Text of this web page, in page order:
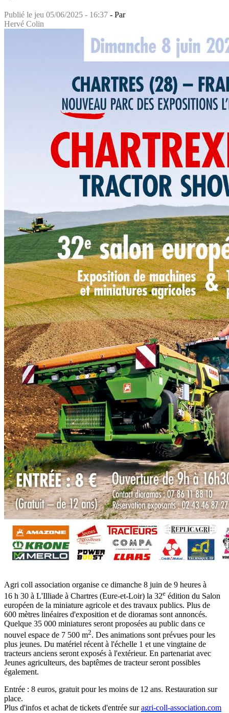
Publié le jeu 05/06/2025 - 16:37 - Par
Hervé Colin
Agri coll association organise ce dimanche 8 juin de 9 heures à
16 h 30 à L'Illiade à Chartres (Eure-et-Loir) la 32e édition du Salon
européen de la miniature agricole et des travaux publics. Plus de
600 mètres linéaires d'exposition et de dioramas sont annoncés.
Quelque 35 000 miniatures seront proposées au public dans ce
nouvel espace de 7 500 m2. Des animations sont prévues pour les
plus jeunes. Du matériel récent à l'échelle 1 et une vingtaine de
tracteurs anciens seront exposés à l'extérieur. En partenariat avec
Jeunes agriculteurs, des baptêmes de tracteur seront possibles
également.
Entrée : 8 euros, gratuit pour les moins de 12 ans. Restauration sur
place.
Plus d'infos et achat de tickets d'entrée suragri-coll-association.com